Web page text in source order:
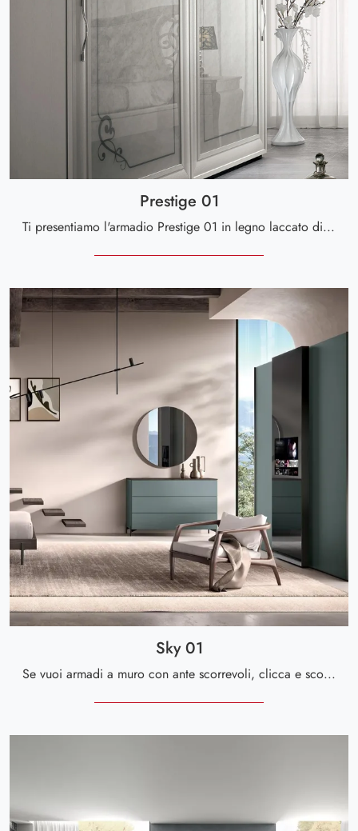
Prestige 01
Ti presentiamo l'armadio Prestige 01 in legno laccato di Spar! Una ricca gamma di armadi a muro con ante scorrevoli.
Sky 01
Se vuoi armadi a muro con ante scorrevoli, clicca e scopri l'armadio Sky 01 di Spar in laccato opaco.